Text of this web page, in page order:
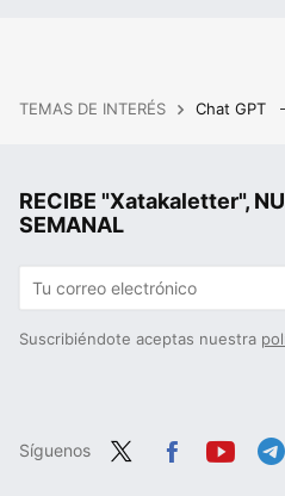
TEMAS DE INTERÉS Chat GPT
RECIBE "Xatakaletter",
SEMANAL
Suscribiéndote aceptas nuestra
Síguenos